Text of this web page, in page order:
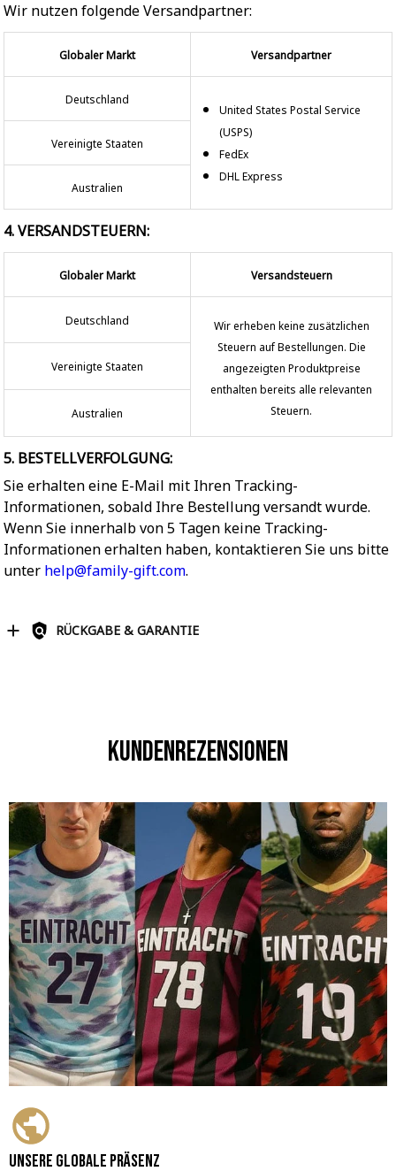
Wir nutzen folgende Versandpartner:
Globaler Markt Versandpartner
Deutschland
United States Postal Service
(USPS)
FedEx
DHL Express
Vereinigte Staaten
Australien
4. VERSANDSTEUERN:
Globaler Markt Versandsteuern
Deutschland
Wir erheben keine zusätzlichen
Steuern auf Bestellungen. Die
angezeigten Produktpreise
enthalten bereits alle relevanten
Steuern.
Vereinigte Staaten
Australien
5. BESTELLVERFOLGUNG:
Sie erhalten eine E-Mail mit Ihren Tracking-
Informationen, sobald Ihre Bestellung versandt wurde.
Wenn Sie innerhalb von 5 Tagen keine Tracking-
Informationen erhalten haben, kontaktieren Sie uns bitte
unter help@family-gift.com.
RÜCKGABE & GARANTIE
Kundenrezensionen
Unsere globale Präsenz